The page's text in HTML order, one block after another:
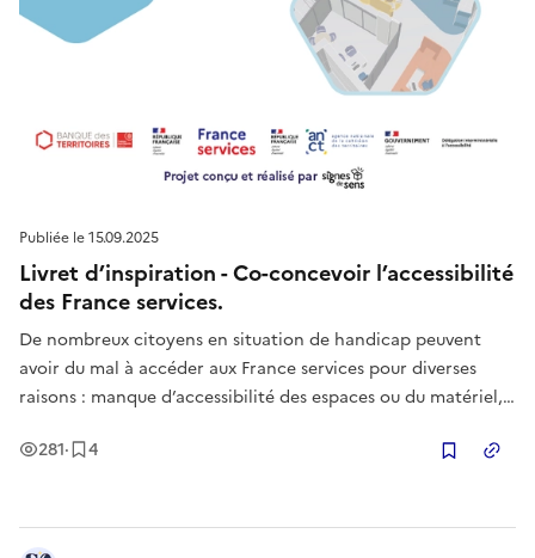
Publiée le15.09.2025
Livret d’inspiration - Co-concevoir l’accessibilité
des France services.
De nombreux citoyens en situation de handicap peuvent
avoir du mal à accéder aux France services pour diverses
raisons : manque d’accessibilité des espaces ou du matériel,
constat, un projet est né pour repenser la conception de
281Vues
· 4Enregistrement